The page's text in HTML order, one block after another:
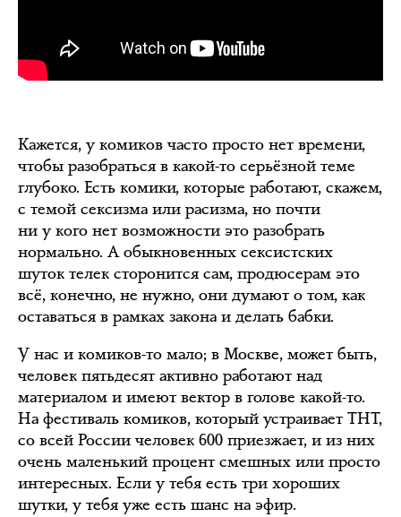
Кажется, у комиков часто просто нет времени,
чтобы разобраться в какой-то серьёзной теме
глубоко. Есть комики, которые работают, скажем,
с темой сексизма или расизма, но почти
ни у кого нет возможности это разобрать
нормально. А обыкновенных сексистских
шуток телек сторонится сам, продюсерам это
всё, конечно, не нужно, они думают о том, как
оставаться в рамках закона и делать бабки.
У нас и комиков-то мало; в Москве, может быть,
человек пятьдесят активно работают над
материалом и имеют вектор в голове какой-то.
На фестиваль комиков, который устраивает ТНТ,
со всей России человек 600 приезжает, и из них
очень маленький процент смешных или просто
интересных. Если у тебя есть три хороших
шутки, у тебя уже есть шанс на эфир.